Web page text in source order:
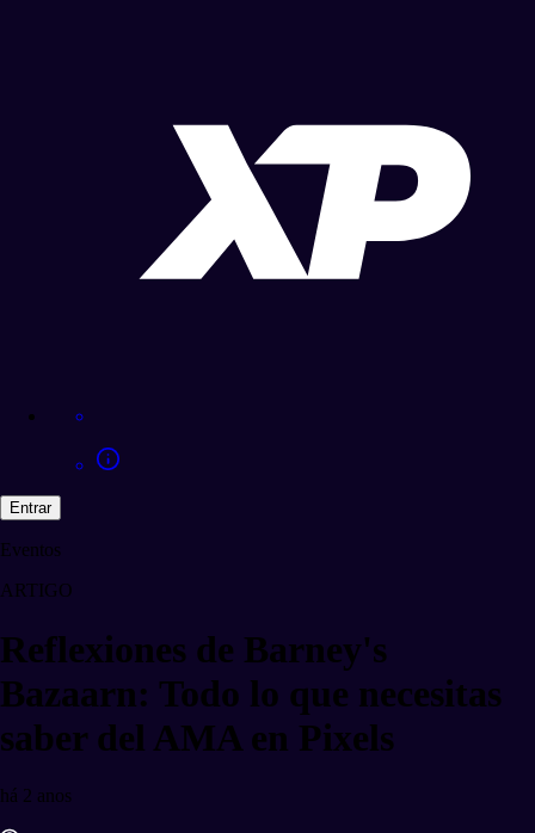
Entrar
Eventos
ARTIGO
Reflexiones de Barney's
Bazaarn: Todo lo que necesitas
saber del AMA en Pixels
há 2 anos